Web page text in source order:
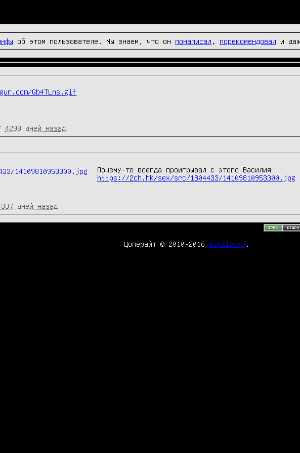
об этом пользователе. Мы знаем, что он понаписал порекомендовал и
Gb4TLns.gif
4298 дней назад
https://2ch.hk/sex/src/1804433/14109810953300.jpg
дней назад
Цоперайт © 2010-2016 @stiletto